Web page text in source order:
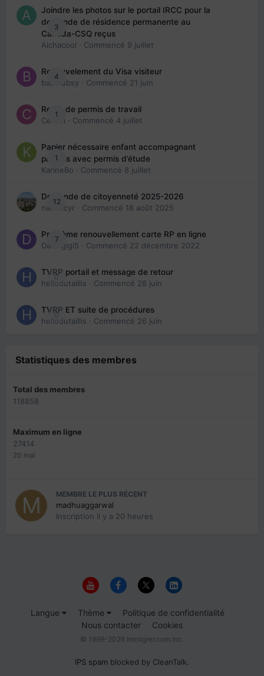
3
Joindre les photos sur le portail IRCC pour la
demande de résidence permanente au
Canada-CSQ reçus
Aichacool · Commencé 9 juillet
4
Renouvelement du Visa visiteur
babibubsy · Commencé 21 juin
1
Refus de permis de travail
Cedbri · Commencé 4 juillet
1
Papier nécessaire enfant accompagnant
parents avec permis d’étude
KarineBo · Commencé 8 juillet
12
Demande de citoyenneté 2025-2026
nanancyr · Commencé 18 août 2025
7
Problème renouvellement carte RP en ligne
Davidgigi5 · Commencé 22 décembre 2022
0
TVRP portail et message de retour
hellodutaillis · Commencé 26 juin
0
TVRP ET suite de procédures
hellodutaillis · Commencé 26 juin
Statistiques des membres
Total des membres
118858
Maximum en ligne
27414
20 mai
MEMBRE LE PLUS RÉCENT
madhuaggarwal
Inscription il y a 20 heures
Langue Thème
Politique de confidentialité
Nous contacter
Cookies
© 1999-2026 Immigrer.com Inc.
IPS spam blocked by CleanTalk.